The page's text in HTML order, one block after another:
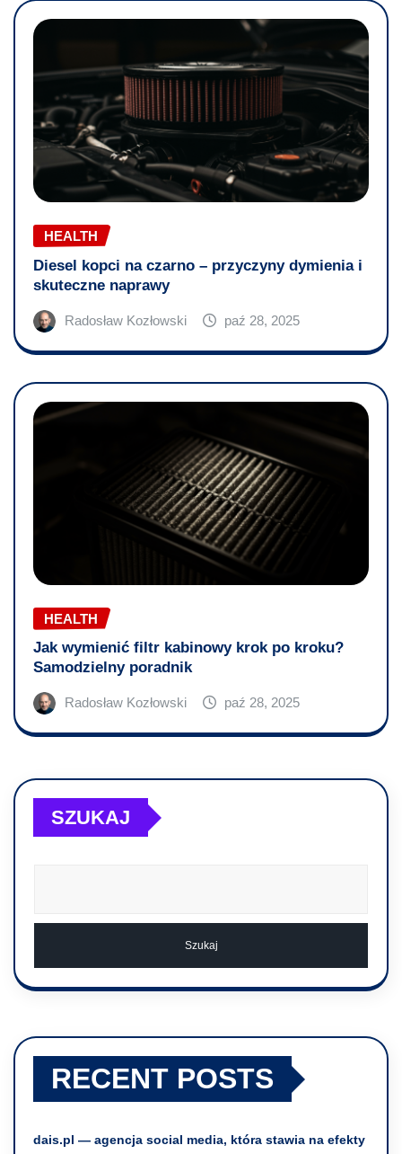
HEALTH
Diesel kopci na czarno – przyczyny dymienia i
skuteczne naprawy
Radosław Kozłowski paź 28, 2025
HEALTH
Jak wymienić filtr kabinowy krok po kroku?
Samodzielny poradnik
Radosław Kozłowski paź 28, 2025
SZUKAJ
Szukaj
RECENT POSTS
dais.pl — agencja social media, która stawia na efekty